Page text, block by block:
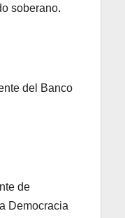
soberano.
del Banco
de
Democracia